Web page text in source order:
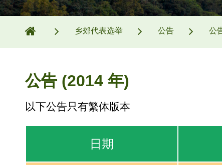
乡郊代表选举 公告 公
公告 (2014 年)
以下公告只有繁体版本
日期